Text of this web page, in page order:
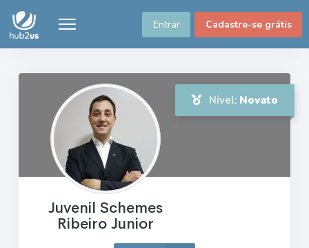
Entrar Cadastre-se grátis
Nível: Novato
Juvenil Schemes
Ribeiro Junior